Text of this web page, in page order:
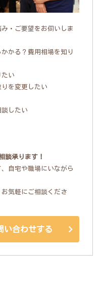
・ご要望をお伺いしま
かる？費用相場を知り
い
を変更したい
したい
談承ります！
、自宅や職場にいながら
気軽にご相談くださ
い合わせする